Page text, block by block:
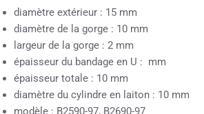
diamètre extérieur : 15 mm
diamètre de la gorge : 10 mm
largeur de la gorge : 2 mm
épaisseur du bandage en U : mm
épaisseur totale : 10 mm
diamètre du cylindre en laiton : 10 mm
modèle : B2590-97, B2690-97